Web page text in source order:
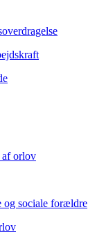
orlov
og sociale forældre